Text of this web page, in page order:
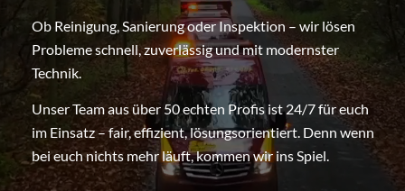
Ob Reinigung, Sanierung oder Inspektion – wir lösen
Probleme schnell, zuverlässig und mit modernster
Technik.
Unser Team aus über 50 echten Profis ist 24/7 für euch
im Einsatz – fair, effizient, lösungsorientiert. Denn wenn
bei euch nichts mehr läuft, kommen wir ins Spiel.